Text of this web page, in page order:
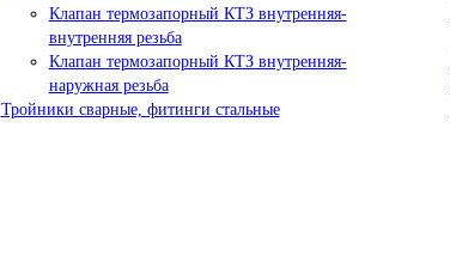
Клапан термозапорный КТЗ внутренняя-
внутренняя резьба
Клапан термозапорный КТЗ внутренняя-
наружная резьба
Тройники сварные, фитинги стальные